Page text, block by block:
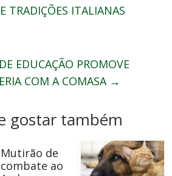
TRADIÇÕES ITALIANAS
EDUCAÇÃO PROMOVE
COM A COMASA →
gostar também
Mutirão de
combate ao